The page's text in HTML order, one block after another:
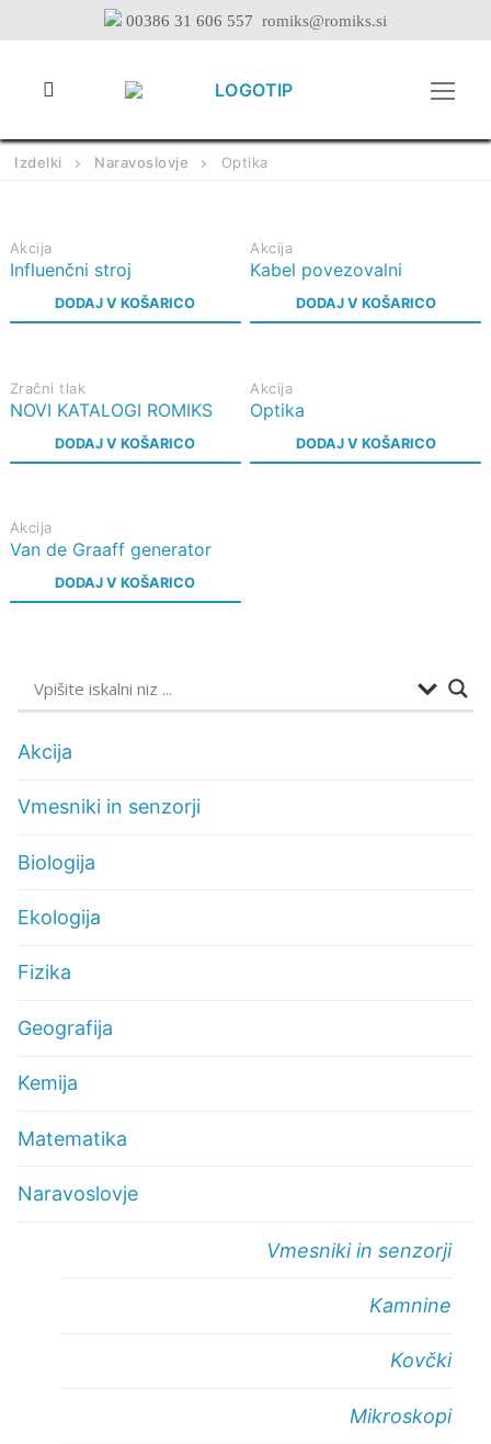
na
00386 31 606 557 romiks@romiks.si
Izdelki Naravoslovje Optika
Akcija
Influenčni stroj
DODAJ V KOŠARICO
Akcija
Kabel povezovalni
DODAJ V KOŠARICO
Zračni tlak
NOVI KATALOGI ROMIKS
DODAJ V KOŠARICO
Akcija
Optika
DODAJ V KOŠARICO
Akcija
Van de Graaff generator
DODAJ V KOŠARICO
Akcija
Vmesniki in senzorji
Biologija
Ekologija
Fizika
Geografija
Kemija
Matematika
Naravoslovje
Vmesniki in senzorji
Kamnine
Kovčki
Mikroskopi